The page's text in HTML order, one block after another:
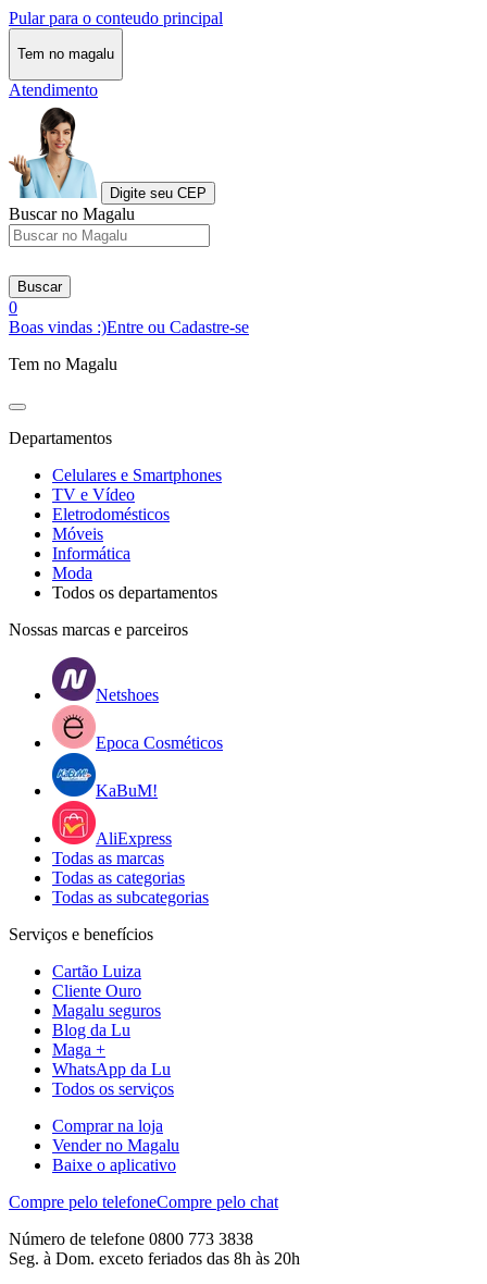
Pular para o conteudo principal
Tem no magalu
Atendimento
Digite seu CEP
Buscar no Magalu
Buscar
0
Boas vindas :)Entre ou Cadastre-se
Tem no Magalu
Departamentos
Celulares e Smartphones
TV e Vídeo
Eletrodomésticos
Móveis
Informática
Moda
Todos os departamentos
Nossas marcas e parceiros
Netshoes
Epoca Cosméticos
KaBuM!
AliExpress
Todas as marcas
Todas as categorias
Todas as subcategorias
Serviços e benefícios
Cartão Luiza
Cliente Ouro
Magalu seguros
Blog da Lu
Maga +
WhatsApp da Lu
Todos os serviços
Comprar na loja
Vender no Magalu
Baixe o aplicativo
Compre pelo telefoneCompre pelo chat
Número de telefone 0800 773 3838
Seg. à Dom. exceto feriados das 8h às 20h